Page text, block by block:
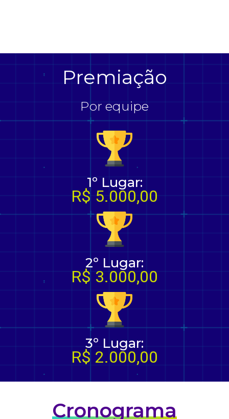
Premiação
Por equipe
1º Lugar:
R$ 5.000,00
2º Lugar:
R$ 3.000,00
3º Lugar:
R$ 2.000,00
Cronograma